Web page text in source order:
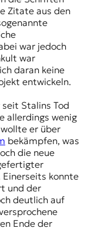
Zitate aus den
war jedoch
war
daran keine
entwickeln.
Stalins Tod
allerdings wenig
er über
bekämpfen, was
die neue
konnte
und der
deutlich auf
Ende der